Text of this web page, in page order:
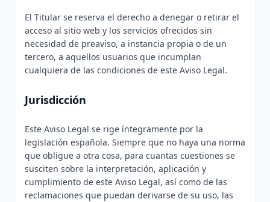
El Titular se reserva el derecho a denegar o retirar el
acceso al sitio web y los servicios ofrecidos sin
necesidad de preaviso, a instancia propia o de un
tercero, a aquellos usuarios que incumplan
cualquiera de las condiciones de este Aviso Legal.
Jurisdicción
Este Aviso Legal se rige íntegramente por la
legislación española. Siempre que no haya una norma
que obligue a otra cosa, para cuantas cuestiones se
susciten sobre la interpretación, aplicación y
cumplimiento de este Aviso Legal, así como de las
reclamaciones que puedan derivarse de su uso, las